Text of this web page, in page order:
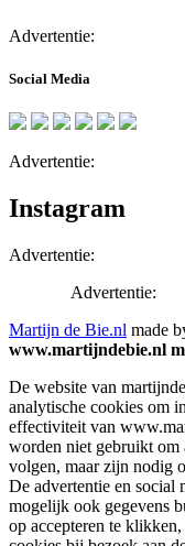
Advertentie:
Social Media
Advertentie:
Instagram
Advertentie:
Advertentie:
Martijn de Bie.nl made
www.martijndebie.nl
De website van
analytische cookies om
effectiviteit van
worden niet gebruikt
volgen, maar zijn nodig
De advertentie en social
mogelijk ook gegevens
op accepteren te